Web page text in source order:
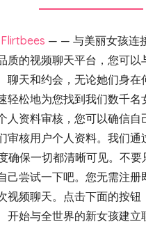
Flirtbees — — 与美丽女孩连
质的视频聊天平台，您可以
聊天和约会，无论她们身在
轻松地为您找到我们数千名
人资料审核，您可以确信自
审核用户个人资料。我们通
确保一切都清晰可见。不要
己尝试一下吧。您无需注册
视频聊天。点击下面的按钮
开始与全世界的新女孩建立